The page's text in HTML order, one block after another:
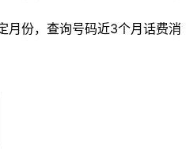
月份，查询号码近3个月话费消